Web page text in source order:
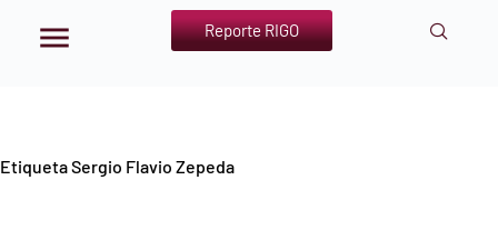
Reporte RIGO
EtiquetaSergio Flavio Zepeda